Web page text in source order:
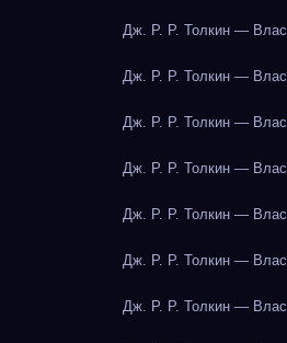
Дж. Р. Р. Толкин —
Дж. Р. Р. Толкин —
Дж. Р. Р. Толкин —
Дж. Р. Р. Толкин —
Дж. Р. Р. Толкин —
Дж. Р. Р. Толкин —
Дж. Р. Р. Толкин —